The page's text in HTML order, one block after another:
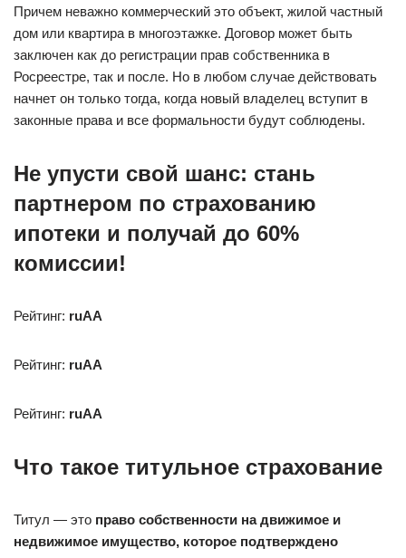
Причем неважно коммерческий это объект, жилой частный
дом или квартира в многоэтажке. Договор может быть
заключен как до регистрации прав собственника в
Росреестре, так и после. Но в любом случае действовать
начнет он только тогда, когда новый владелец вступит в
законные права и все формальности будут соблюдены.
Не упусти свой шанс: стань
партнером по страхованию
ипотеки и получай до 60%
комиссии!
Рейтинг: ruAA
Рейтинг: ruAA
Рейтинг: ruAA
Что такое титульное страхование
Титул — это право собственности на движимое и
недвижимое имущество, которое подтверждено